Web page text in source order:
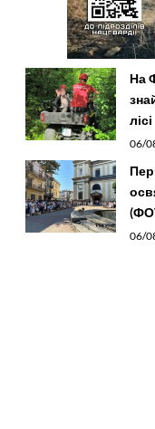
На
лісі
06/
06/